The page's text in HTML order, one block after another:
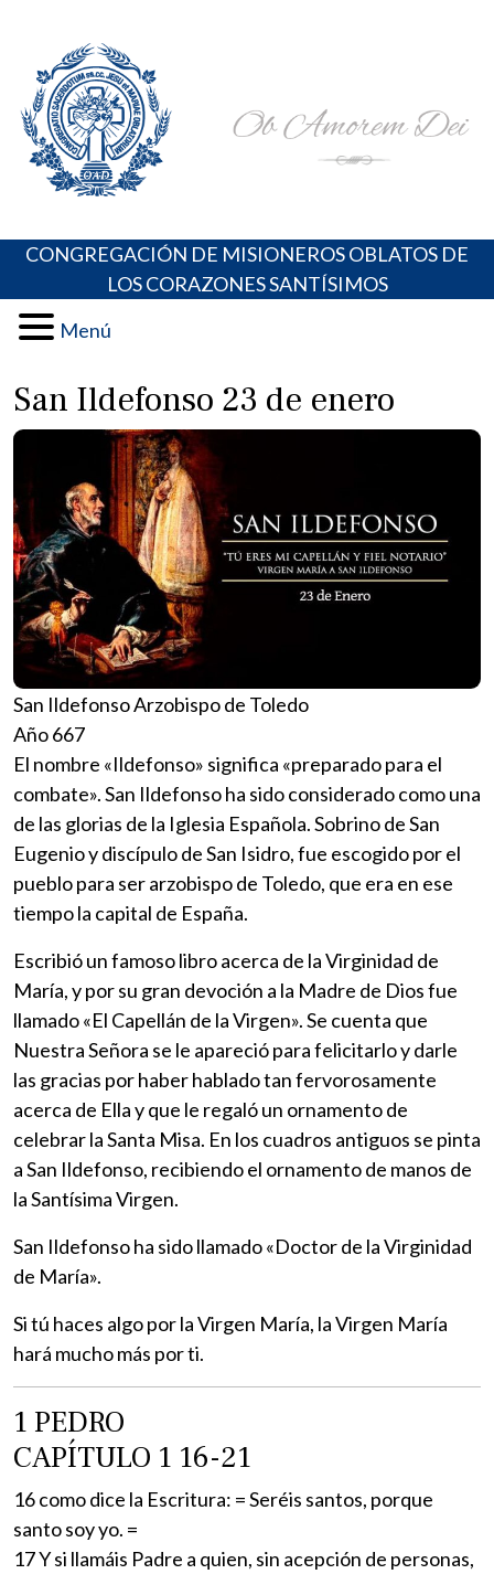
content
Portal de los Padres Oblatos. Advocaciones Marianas,
Oraciones, Música religiosa y más
CONGREGACIÓN DE MISIONEROS OBLATOS DE
LOS CORAZONES SANTÍSIMOS
Menú
San Ildefonso 23 de enero
San Ildefonso Arzobispo de Toledo
Año 667
El nombre «Ildefonso» significa «preparado para el
combate». San Ildefonso ha sido considerado como una
de las glorias de la Iglesia Española. Sobrino de San
Eugenio y discípulo de San Isidro, fue escogido por el
pueblo para ser arzobispo de Toledo, que era en ese
tiempo la capital de España.
Escribió un famoso libro acerca de la Virginidad de
María, y por su gran devoción a la Madre de Dios fue
llamado «El Capellán de la Virgen». Se cuenta que
Nuestra Señora se le apareció para felicitarlo y darle
las gracias por haber hablado tan fervorosamente
acerca de Ella y que le regaló un ornamento de
celebrar la Santa Misa. En los cuadros antiguos se pinta
a San Ildefonso, recibiendo el ornamento de manos de
la Santísima Virgen.
San Ildefonso ha sido llamado «Doctor de la Virginidad
de María».
Si tú haces algo por la Virgen María, la Virgen María
hará mucho más por ti.
1 PEDRO
CAPÍTULO 1 16-21
16 como dice la Escritura: = Seréis santos, porque
santo soy yo. =
17 Y si llamáis Padre a quien, sin acepción de personas,